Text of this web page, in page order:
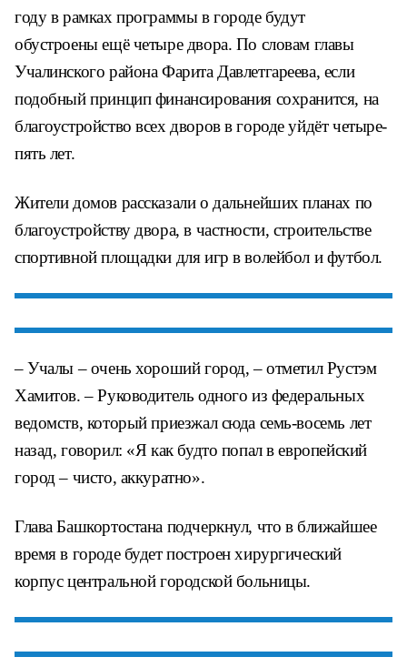
году в рамках программы в городе будут
обустроены ещё четыре двора. По словам главы
Учалинского района Фарита Давлетгареева, если
подобный принцип финансирования сохранится, на
благоустройство всех дворов в городе уйдёт четыре-
пять лет.
Жители домов рассказали о дальнейших планах по
благоустройству двора, в частности, строительстве
спортивной площадки для игр в волейбол и футбол.
– Учалы – очень хороший город, – отметил Рустэм
Хамитов. – Руководитель одного из федеральных
ведомств, который приезжал сюда семь-восемь лет
назад, говорил: «Я как будто попал в европейский
город – чисто, аккуратно».
Глава Башкортостана подчеркнул, что в ближайшее
время в городе будет построен хирургический
корпус центральной городской больницы.